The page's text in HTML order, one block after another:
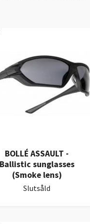
BOLLÉ ASSAULT -
Ballistic sunglasses
(Smoke lens)
Slutsåld